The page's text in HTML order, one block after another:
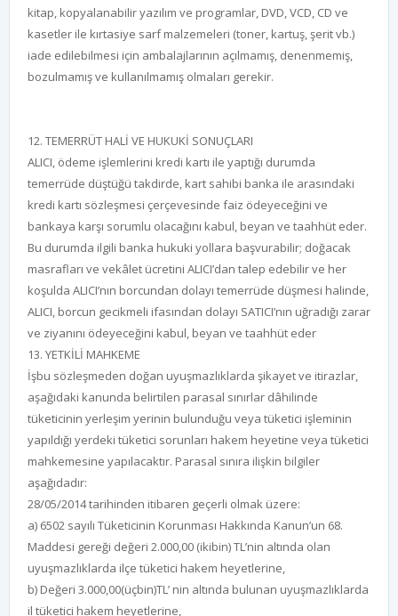
kitap, kopyalanabilir yazılım ve programlar, DVD, VCD, CD ve
kasetler ile kırtasiye sarf malzemeleri (toner, kartuş, şerit vb.)
iade edilebilmesi için ambalajlarının açılmamış, denenmemiş,
bozulmamış ve kullanılmamış olmaları gerekir.
12. TEMERRÜT HALİ VE HUKUKİ SONUÇLARI
ALICI, ödeme işlemlerini kredi kartı ile yaptığı durumda
temerrüde düştüğü takdirde, kart sahibi banka ile arasındaki
kredi kartı sözleşmesi çerçevesinde faiz ödeyeceğini ve
bankaya karşı sorumlu olacağını kabul, beyan ve taahhüt eder.
Bu durumda ilgili banka hukuki yollara başvurabilir; doğacak
masrafları ve vekâlet ücretini ALICI’dan talep edebilir ve her
koşulda ALICI’nın borcundan dolayı temerrüde düşmesi halinde,
ALICI, borcun gecikmeli ifasından dolayı SATICI’nın uğradığı zarar
ve ziyanını ödeyeceğini kabul, beyan ve taahhüt eder
13. YETKİLİ MAHKEME
İşbu sözleşmeden doğan uyuşmazlıklarda şikayet ve itirazlar,
aşağıdaki kanunda belirtilen parasal sınırlar dâhilinde
tüketicinin yerleşim yerinin bulunduğu veya tüketici işleminin
yapıldığı yerdeki tüketici sorunları hakem heyetine veya tüketici
mahkemesine yapılacaktır. Parasal sınıra ilişkin bilgiler
aşağıdadır:
28/05/2014 tarihinden itibaren geçerli olmak üzere:
a) 6502 sayılı Tüketicinin Korunması Hakkında Kanun’un 68.
Maddesi gereği değeri 2.000,00 (ikibin) TL’nin altında olan
uyuşmazlıklarda ilçe tüketici hakem heyetlerine,
b) Değeri 3.000,00(üçbin)TL’ nin altında bulunan uyuşmazlıklarda
il tüketici hakem heyetlerine,